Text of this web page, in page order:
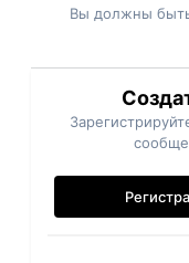
Вы должны быть